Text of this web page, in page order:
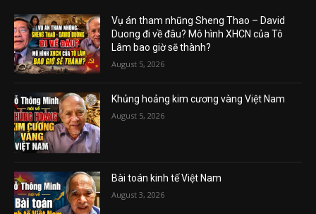
Vụ án tham nhũng Sheng Thao – David
Duong đi về đâu? Mô hình XHCN của Tô
Lâm bao giờ sẽ thành?
August 5, 2026
Khủng hoảng kim cương vàng Việt Nam
August 5, 2026
Bài toán kinh tế Việt Nam
August 3, 2026